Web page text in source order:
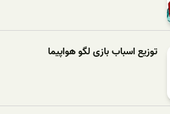
توزیع اسباب بازی لگو هواپیما